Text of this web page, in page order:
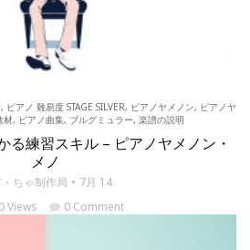
, ピアノ 難易度 STAGE SILVER, ピアノヤメノン, ピアノヤ
材, ピアノ曲集, ブルグミュラー, 楽譜の説明
る練習スキル – ピアノヤメノン・
メノ
・ちゃ制作局
7月 14
Views
0 Comment